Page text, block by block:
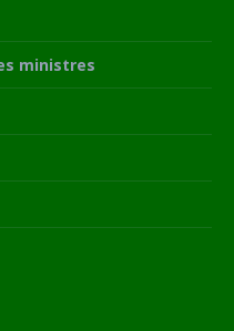
ministres